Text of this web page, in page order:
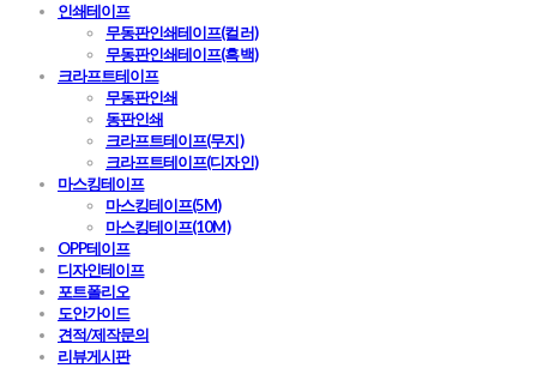
인쇄테이프
무동판인쇄테이프(컬러)
무동판인쇄테이프(흑백)
크라프트테이프
무동판인쇄
동판인쇄
크라프트테이프(무지)
크라프트테이프(디자인)
마스킹테이프
마스킹테이프(5M)
마스킹테이프(10M)
OPP테이프
디자인테이프
포트폴리오
도안가이드
견적/제작문의
리뷰게시판